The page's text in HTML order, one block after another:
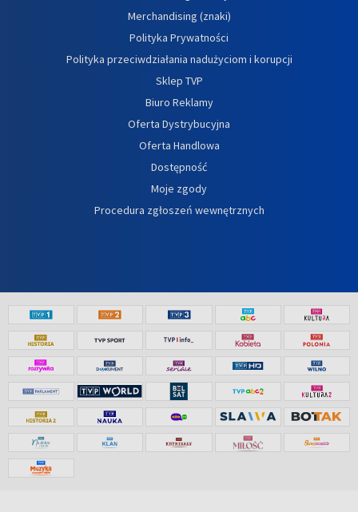
Merchandising (znaki)
Polityka Prywatności
Polityka przeciwdziałania nadużyciom i korupcji
Sklep TVP
Biuro Reklamy
Oferta Dystrybucyjna
Oferta Handlowa
Dostępność
Moje zgody
Procedura zgłoszeń wewnętrznych